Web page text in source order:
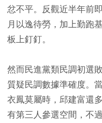
忿不平。反觀近半年前
月以逸待勞，加上勤跑
板上釘釘。
然而民進黨類民調初選
質疑民調數據準確度。
衣鳳莫屬時，邱建富還
有第三人參選空間，不